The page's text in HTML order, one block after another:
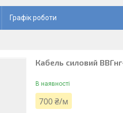
Графік роботи
Кабель силовий
В наявності
700 ₴/м